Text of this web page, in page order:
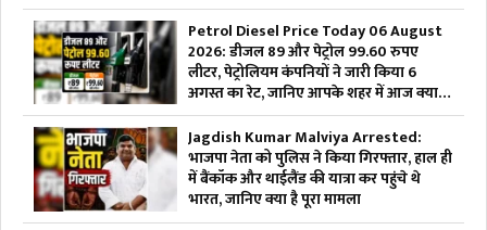
Petrol Diesel Price Today 06 August
2026: डीजल 89 और पेट्रोल 99.60 रुपए
लीटर, पेट्रोलियम कंपनियों ने जारी किया 6
अगस्त का रेट, जानिए आपके शहर में आज क्या है
ईंधन की कीमत
Jagdish Kumar Malviya Arrested:
भाजपा नेता को पुलिस ने किया गिरफ्तार, हाल ही
में बैंकॉक और थाईलैंड की यात्रा कर पहुंचे थे
भारत, जानिए क्या है पूरा मामला